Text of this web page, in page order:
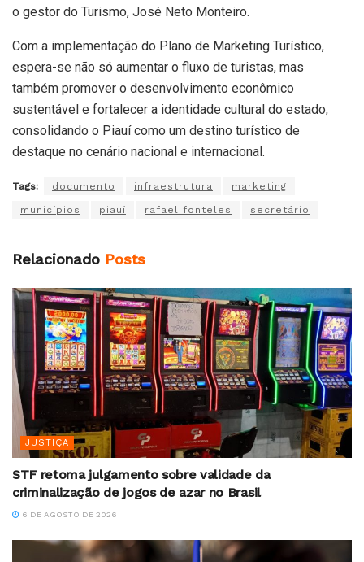
o gestor do Turismo, José Neto Monteiro.
Com a implementação do Plano de Marketing Turístico,
espera-se não só aumentar o fluxo de turistas, mas
também promover o desenvolvimento econômico
sustentável e fortalecer a identidade cultural do estado,
consolidando o Piauí como um destino turístico de
destaque no cenário nacional e internacional.
Tags: documento infraestrutura marketing
municípios piauí rafael fonteles secretário
Relacionado Posts
JUSTIÇA
STF retoma julgamento sobre validade da
criminalização de jogos de azar no Brasil
6 DE AGOSTO DE 2026